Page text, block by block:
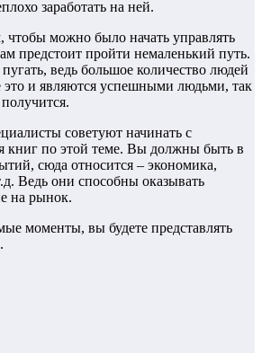
заработать на ней.
чтобы можно было начать управлять
предстоит пройти немаленький путь.
ведь большое количество людей
это и являются успешными людьми, так
советуют начинать с
книг по этой теме. Вы должны быть в
сюда относится – экономика,
Ведь они способны оказывать
на рынок.
моменты, вы будете представлять